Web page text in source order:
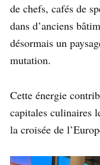
de chefs, cafés de
dans d’anciens
désormais un
mutation.
Cette énergie
capitales culinaires
la croisée de